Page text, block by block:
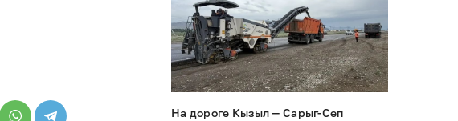
На дороге Кызыл — Сарыг-Сеп